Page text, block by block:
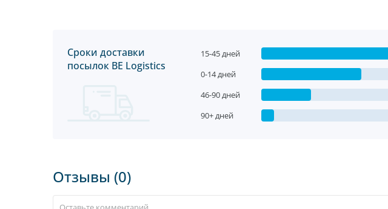
Сроки доставки
посылок BE Logistics
15-45 дней
0-14 дней
46-90 дней
90+ дней
Отзывы (0)